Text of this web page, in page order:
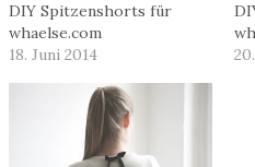
DIY Spitzenshorts für
whaelse.com
18. Juni 2014